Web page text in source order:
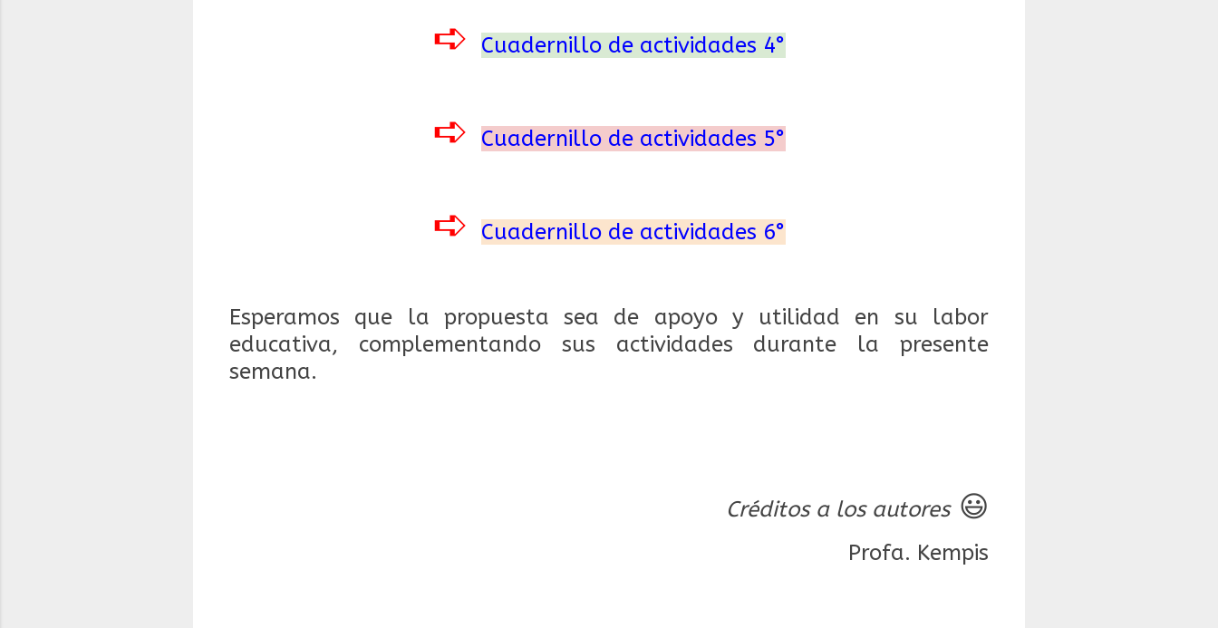
➪ Cuadernillo de actividades 4°
➪ Cuadernillo de actividades 5°
➪ Cuadernillo de actividades 6°
Esperamos que la propuesta sea de apoyo y utilidad en su labor
educativa, complementando sus actividades durante la presente
semana.
Créditos a los autores😃
Profa. Kempis